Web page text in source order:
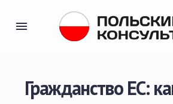
Гражданство ЕС: